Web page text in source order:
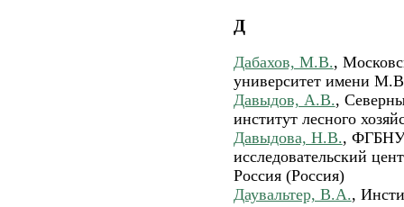
Д
Дабахов, М.В.,
университет имени
Давыдов, А.В.,
институт лесного
Давыдова, Н.В., ФГБНУ
исследовательский
Россия (Россия)
Даувальтер, В.А.,